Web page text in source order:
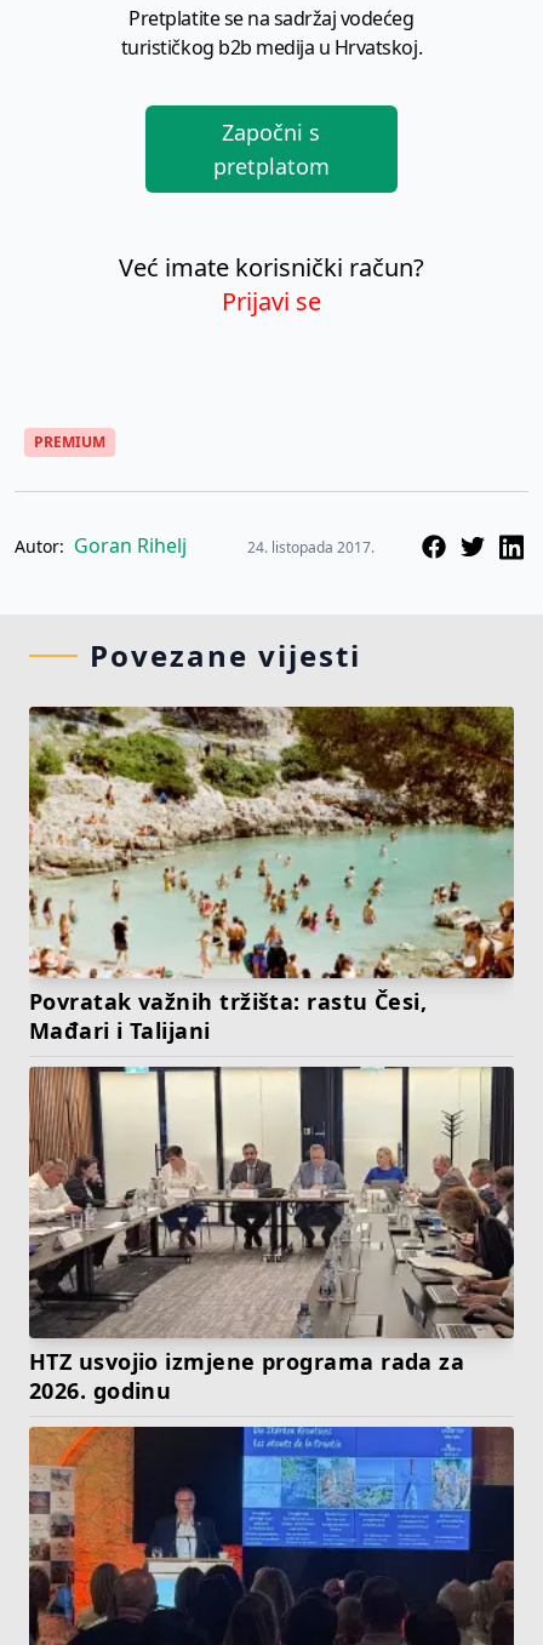
Pretplatite se na sadržaj vodećeg
turističkog b2b medija u Hrvatskoj.
Započni s
pretplatom
Već imate korisnički račun?
Prijavi se
PREMIUM
Autor: Goran Rihelj 24. listopada 2017.
Povezane vijesti
Povratak važnih tržišta: rastu Česi,
Mađari i Talijani
HTZ usvojio izmjene programa rada za
2026. godinu